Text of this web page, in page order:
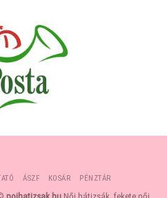
ÁSZF KOSÁR PÉNZTÁR